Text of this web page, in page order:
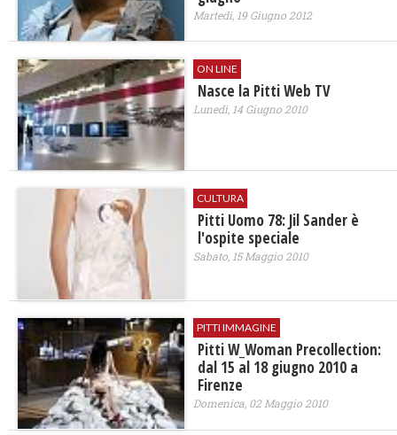
Martedì, 19 Giugno 2012
ON LINE
Nasce la Pitti Web TV
Lunedì, 14 Giugno 2010
CULTURA
Pitti Uomo 78: Jil Sander è
l'ospite speciale
Sabato, 15 Maggio 2010
PITTI IMMAGINE
Pitti W_Woman Precollection:
dal 15 al 18 giugno 2010 a
Firenze
Domenica, 02 Maggio 2010